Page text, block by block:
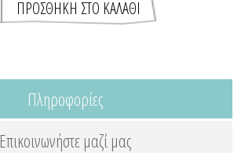
Πληροφορίες
Επικοινωνήστε μαζί μας